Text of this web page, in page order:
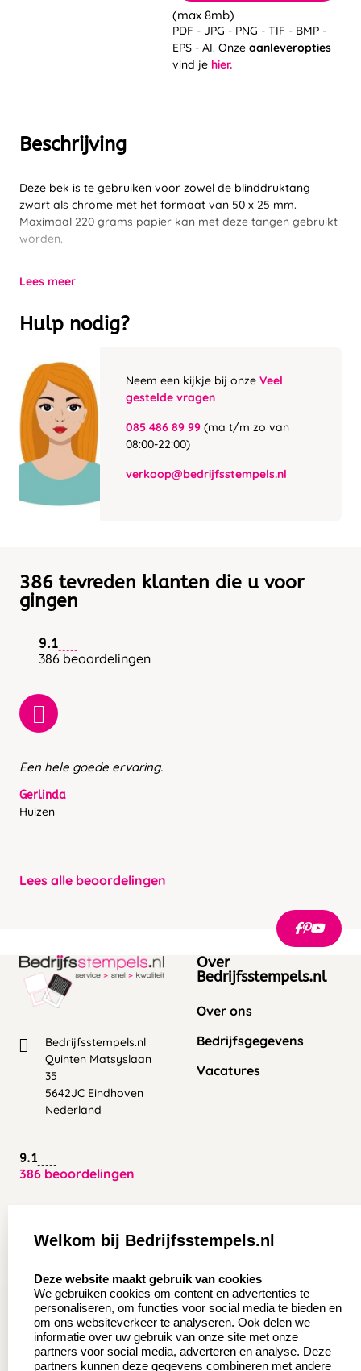
Beschrijving
Deze bek is te gebruiken voor zowel de blinddruktang
zwart als chrome met het formaat van 50 x 25 mm.
Maximaal 220 grams papier kan met deze tangen gebruikt
worden.
Lees meer
Hulp nodig?
Neem een kijkje bij onze Veel
gestelde vragen
085 486 89 99 (ma t/m zo van
08:00-22:00)
verkoop@bedrijfsstempels.nl
(max 8mb)
PDF - JPG - PNG - TIF - BMP -
EPS - AI. Onze aanleveropties
vind je hier.
386 tevreden klanten die u voor
gingen
9.1
386 beoordelingen
Een hele goede ervaring.
Gerlinda
Huizen
Lees alle beoordelingen
Bedrijfsstempels.nl
Quinten Matsyslaan
35
5642JC Eindhoven
Nederland
9.1
386 beoordelingen
Over
Bedrijfsstempels.nl
Over ons
Bedrijfsgegevens
Vacatures
Aanvraag op maat
Wederverkoper
worden
Sale
Betaling & Verzending
Contact opnemen
Veel gestelde vragen
Retourneren
Herroepingsrecht
Welkom bij Bedrijfsstempels.nl
Deze website maakt gebruik van cookies
We gebruiken cookies om content en advertenties te
personaliseren, om functies voor social media te bieden en
om ons websiteverkeer te analyseren. Ook delen we
informatie over uw gebruik van onze site met onze
partners voor social media, adverteren en analyse. Deze
partners kunnen deze gegevens combineren met andere